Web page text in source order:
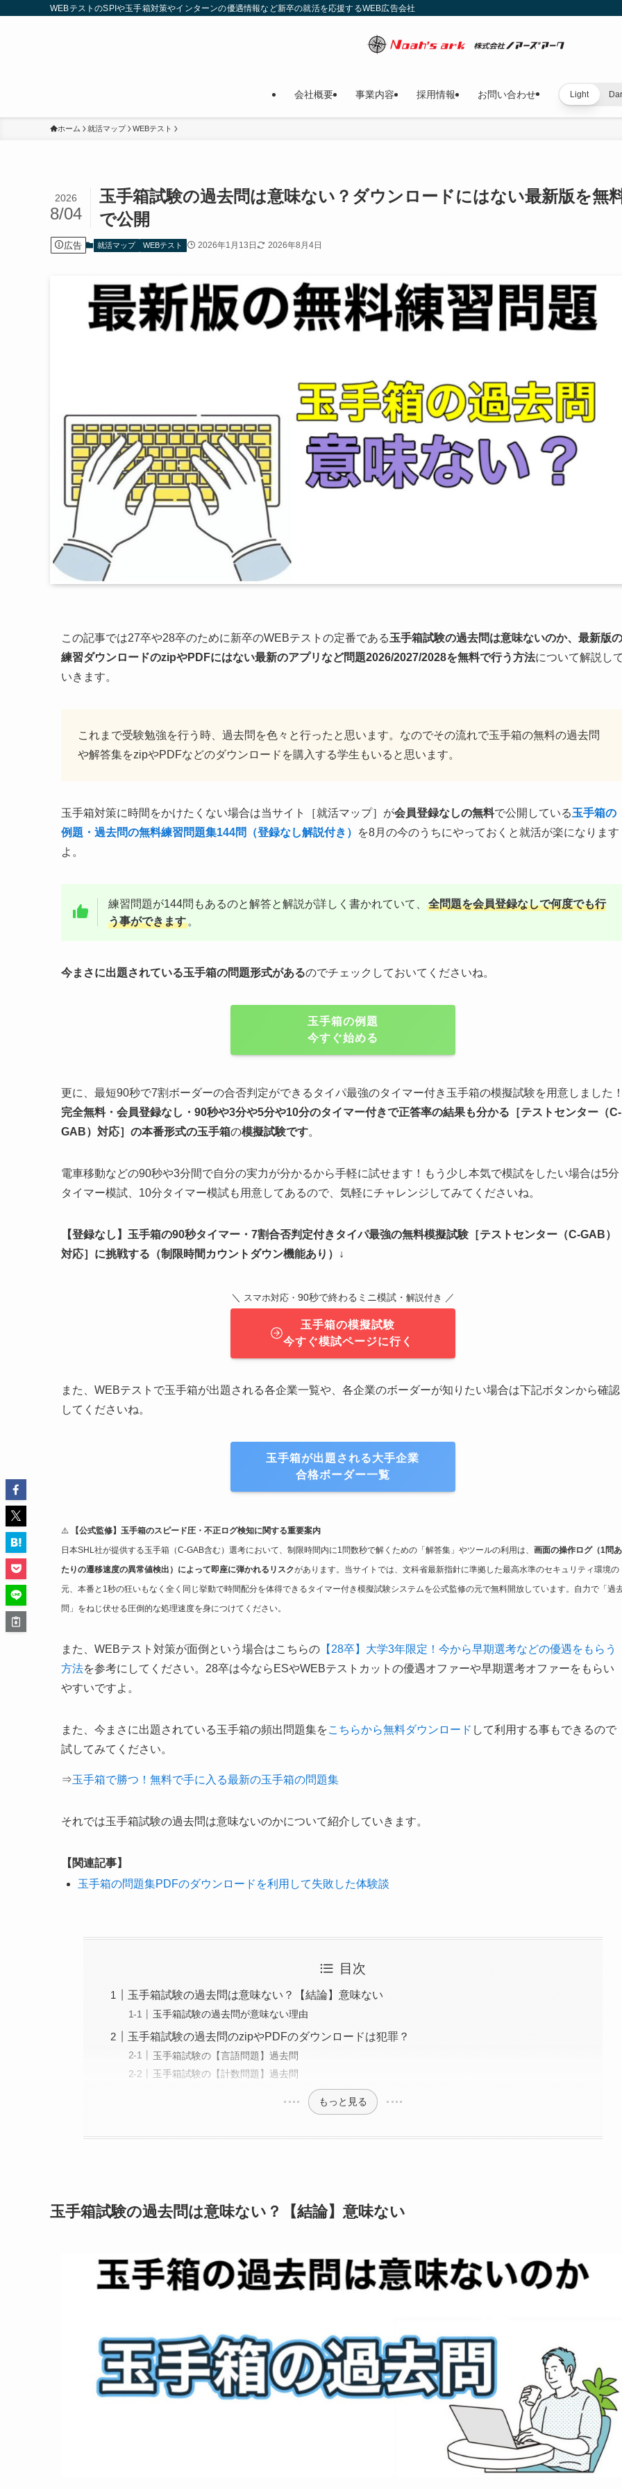
WEBテストのSPIや玉手箱対策やインターンの優遇情報など新卒の就活を応援するWEB広告会社
会社概要 事業内容 採用情報 お問い合わせ Light
ホーム 就活マップ WEBテスト
玉手箱試験の過去問は意味ない？ダウンロードにはない最新版を無
で公開
2026
8/04
広告 就活マップ WEBテスト 2026年1月13日 2026年8月4日
この記事では27卒や28卒のために新卒のWEBテストの定番である玉手箱試験の過去問は意味ないのか、最新版の
練習ダウンロードのzipやPDFにはない最新のアプリなど問題2026/2027/2028を無料で行う方法について解説し
いきます。
これまで受験勉強を行う時、過去問を色々と行ったと思います。なのでその流れで玉手箱の無料の過去問
や解答集をzipやPDFなどのダウンロードを購入する学生もいると思います。
玉手箱対策に時間をかけたくない場合は当サイト［就活マップ］が会員登録なしの無料で公開している玉手箱の
例題・過去問の無料練習問題集144問（登録なし解説付き）
を8月の今のうちにやっておくと就活が楽になります
よ。
練習問題が144問もあるのと解答と解説が詳しく書かれていて、
全問題を会員登録なしで何度でも行
う事ができます 。
今まさに出題されている玉手箱の問題形式があるのでチェックしておいてくださいね。
玉手箱の例題
今すぐ始める
更に、最短90秒で7割ボーダーの合否判定ができるタイパ最強のタイマー付き玉手箱の模擬試験を用意しました
完全無料・会員登録なし・90秒や3分や5分や10分のタイマー付きで正答率の結果も分かる ［テストセンター（C-
GAB）対応］ の本番形式の玉手箱の模擬試験です。
電車移動などの90秒や3分間で自分の実力が分かるから手軽に試せます！もう少し本気で模試をしたい場合は5分
タイマー模試、10分タイマー模試も用意してあるので、気軽にチャレンジしてみてくださいね。
【登録なし】玉手箱の90秒タイマー・7割合否判定付きタイパ最強の無料模擬試験 ［テストセンター（C-GAB）
対応］ に挑戦する（制限時間カウントダウン機能あり）↓
＼ スマホ対応・ 90秒で終わるミニ模試・ 解説付き ／
玉手箱の模擬試験
今すぐ模試ページに行く
また、WEBテストで玉手箱が出題される各企業一覧や、各企業のボーダーが知りたい場合は下記ボタンから確認
してくださいね。
玉手箱が出題される大手企業
合格ボーダー一覧
⚠️
【公式監修】玉手箱のスピード圧・不正ログ検知に関する重要案内
日本SHL社が提供する玉手箱（C-GAB含む）選考において、制限時間内に1問数秒で解くための「解答集」やツールの利用は、 画面の操作ログ（1問あ
たりの遷移速度の異常値検出）によって即座に弾かれるリスクがあります。当サイトでは、文科省最新指針に準拠した最高水準のセキュリティ環境の
元、本番と1秒の狂いもなく全く同じ挙動で時間配分を体得できるタイマー付き模擬試験システムを公式監修の元で無料開放しています。自力で「過
問」をねじ伏せる圧倒的な処理速度を身につけてください。
また、WEBテスト対策が面倒という場合はこちらの 【28卒】大学3年限定！今から早期選考などの優遇をもらう
方法を参考にしてください。28卒は今ならESやWEBテストカットの優遇オファーや早期選考オファーをもらい
やすいですよ。
また、今まさに出題されている玉手箱の頻出問題集をこちらから無料ダウンロード して利用する事もできるので
試してみてください。
⇒玉手箱で勝つ！無料で手に入る最新の玉手箱の問題集
それでは玉手箱試験の過去問は意味ないのかについて紹介していきます。
【関連記事】
玉手箱の問題集PDFのダウンロードを利用して失敗した体験談
目次
玉手箱試験の過去問は意味ない？【結論】意味ない
玉手箱試験の過去問が意味ない理由
玉手箱試験の過去問のzipやPDFのダウンロードは犯罪？
玉手箱試験の【言語問題】過去問
玉手箱試験の【計数問題】過去問
もっと見る
玉手箱試験の過去問は意味ない？【結論】意味ない